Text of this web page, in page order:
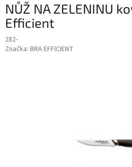
NŮŽ NA ZELENINU
Efficient
282-
Značka: BRA EFFICIENT